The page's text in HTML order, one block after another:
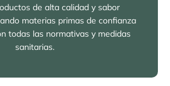
de alta calidad y sabor
materias primas de confianza
todas las normativas y medidas
sanitarias.